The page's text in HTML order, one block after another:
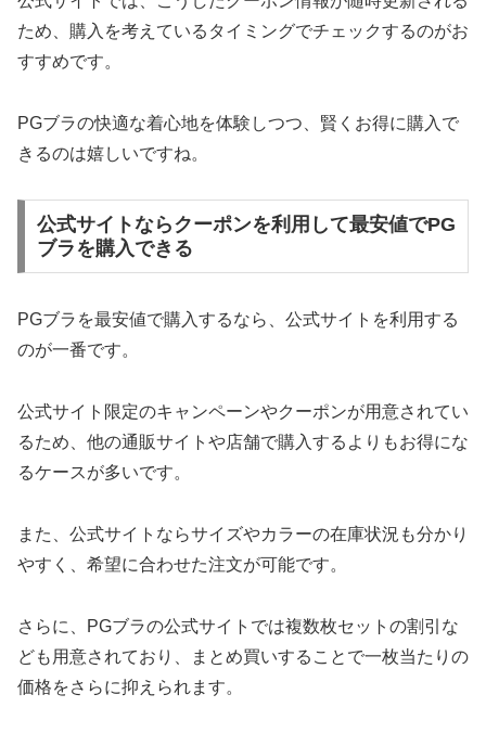
ため、購入を考えているタイミングでチェックするのがお
すすめです。
PGブラの快適な着心地を体験しつつ、賢くお得に購入で
きるのは嬉しいですね。
公式サイトならクーポンを利用して最安値でPG
ブラを購入できる
PGブラを最安値で購入するなら、公式サイトを利用する
のが一番です。
公式サイト限定のキャンペーンやクーポンが用意されてい
るため、他の通販サイトや店舗で購入するよりもお得にな
るケースが多いです。
また、公式サイトならサイズやカラーの在庫状況も分かり
やすく、希望に合わせた注文が可能です。
さらに、PGブラの公式サイトでは複数枚セットの割引な
ども用意されており、まとめ買いすることで一枚当たりの
価格をさらに抑えられます。